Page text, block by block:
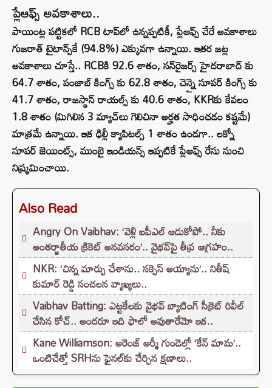
ప్లేఆఫ్స్ అవకాశాలు..
పాయింట్ల పట్టికలో RCB టాప్‌లో ఉన్నప్పటికీ, ప్లేఆఫ్స్ చేరే అవకాశాలు
గుజరాత్ టైటాన్స్‌కే (94.8%) ఎక్కువగా ఉన్నాయి. ఇతర జట్ల
అవకాశాలు చూస్తే.. RCBకి 92.6 శాతం, సన్‌రైజర్స్ హైదరాబాద్ కు
64.7 శాతం, పంజాబ్ కింగ్స్ కు 62.8 శాతం, చెన్నై సూపర్ కింగ్స్ కు
41.7 శాతం, రాజస్థాన్ రాయల్స్ కు 40.6 శాతం, KKRకు కేవలం
1.8 శాతం (మిగిలిన 3 మ్యాచ్‌లు గెలిచినా అర్హత సాధించడం కష్టమే)
మాత్రమే ఉన్నాయి. ఇక ఢిల్లీ క్యాపిటల్స్ 1 శాతం ఉండగా.. లక్నో
సూపర్ జెయింట్స్, ముంబై ఇండియన్స్ ఇప్పటికే ప్లేఆఫ్స్ రేసు నుంచి
నిష్క్రమించాయి.
Also Read
Angry On Vaibhav: ‘వెళ్లి ఐపీఎల్ ఆడుకోపో.. నీకు
అంతర్జాతీయ క్రికెట్ అనవసరం’.. వైభవ్‌పై తీవ్ర ఆగ్రహం..
NKR: ‘చిన్న మార్పు చేశాను.. సక్సెస్ అయ్యాను’.. నితీష్
కుమార్ రెడ్డి సంచలన వ్యాఖ్యలు..
Vaibhav Batting: ఎట్టకేలకు వైభవ్ బ్యాటింగ్ సీక్రెట్ రివీల్
చేసిన కోచ్.. అందరూ ఇది ఫాలో అవుతారేమో ఇక..
Kane Williamson: ఆరెంజ్ ఆర్మీ గుండెల్లో ‘కేన్‌ మామ’..
ఒంటిచేత్తో SRHను ఫైనల్‌కు చేర్చిన క్షణాలు..